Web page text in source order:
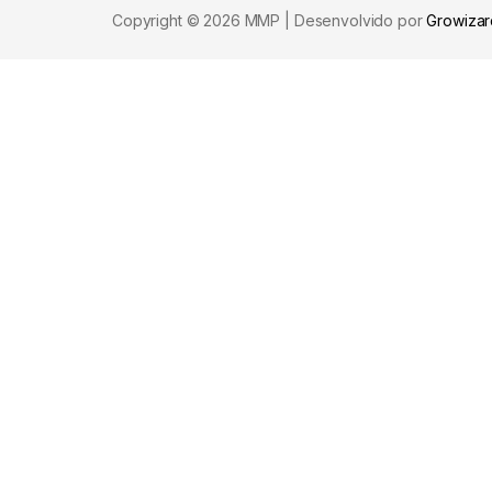
Copyright © 2026 MMP | Desenvolvido por